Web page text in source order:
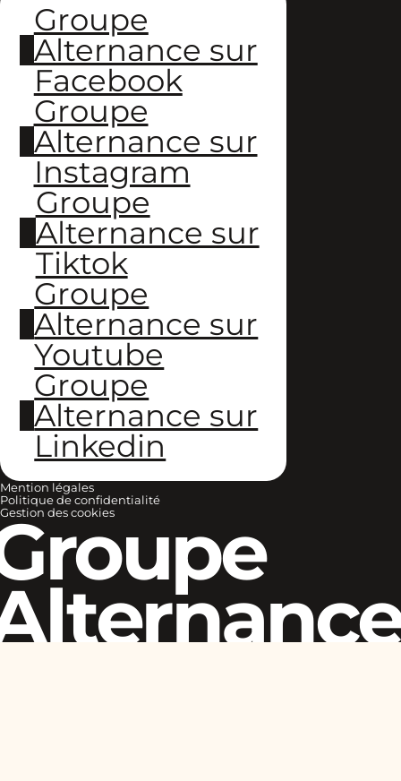
Groupe
Alternance sur
Facebook
Groupe
Alternance sur
Instagram
Groupe
Alternance sur
Tiktok
Groupe
Alternance sur
Youtube
Groupe
Alternance sur
Linkedin
Mention légales
Politique de confidentialité
Gestion des cookies